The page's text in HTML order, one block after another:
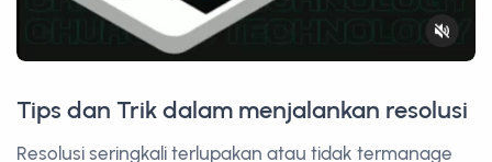
Tips dan Trik dalam menjalankan resolusi
Resolusi seringkali terlupakan atau tidak termanage